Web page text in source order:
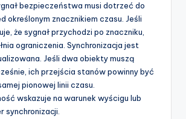
bezpieczeństwa musi dotrzeć do
określonym znacznikiem czasu. Jeśli
że sygnał przychodzi po znaczniku,
ograniczenia. Synchronizacja jest
Jeśli dwa obiekty muszą
ich przejścia stanów powinny być
pionowej linii czasu.
wskazuje na warunek wyścigu lub
synchronizacji.